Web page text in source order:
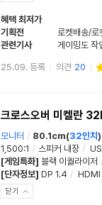
혜택 최저가
기획전
로켓배송/로
관련기사
25.09. 등록 의견 20
크로스오버 미켈란
모니터 / 80.1cm(32인치 )
1,500:1 / 스피커 내장 /
[게임특화] 블랙 이퀄라이저
[단자정보] DP 1.4 / HDMI
닫기